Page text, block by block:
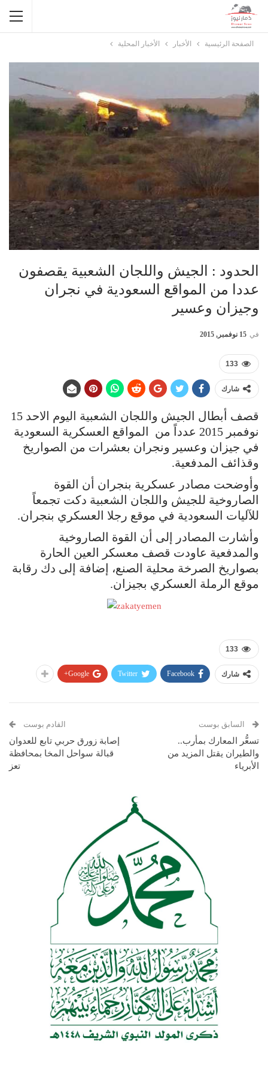
الصفحة الرئيسية الأخبار الأخبار المحلية
الحدود : الجيش واللجان الشعبية يقصفون
عددا من المواقع السعودية في نجران
وجيزان وعسير
في 15 نوفمبر, 2015
133
شارك
قصف أبطال الجيش واللجان الشعبية اليوم الاحد 15
نوفمبر 2015 عدداً من المواقع العسكرية السعودية
في جيزان وعسير ونجران بعشرات من الصواريخ
وقذائف المدفعية.
وأوضحت مصادر عسكرية بنجران أن القوة
الصاروخية للجيش واللجان الشعبية دكت تجمعاً
للآليات السعودية في موقع رجلا العسكري بنجران.
وأشارت المصادر إلى أن القوة الصاروخية
والمدفعية عاودت قصف معسكر العين الحارة
بصواريخ الصرخة محلية الصنع، إضافة إلى دك رقابة
موقع الرملة العسكري بجيزان.
133
شارك Facebook
Twitter
Google+
السابق بوست
تسعُّر المعارك بمأرب..
والطيران يقتل المزيد من
الأبرياء
القادم بوست
إصابة زورق حربي تابع للعدوان
قبالة سواحل المخا بمحافظة
تعز